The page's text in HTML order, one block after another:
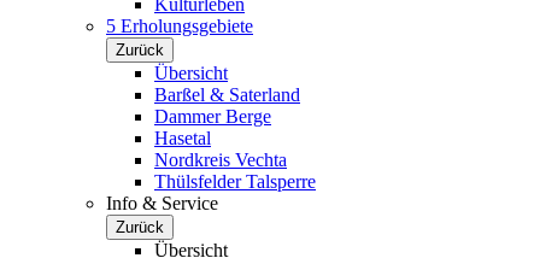
Kulturleben
5 Erholungsgebiete
Zurück
Übersicht
Barßel & Saterland
Dammer Berge
Hasetal
Nordkreis Vechta
Thülsfelder Talsperre
Info & Service
Zurück
Übersicht